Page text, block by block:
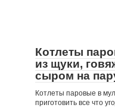
Котлеты
из щуки,
сыром на
Котлеты паровые в
приготовить все что